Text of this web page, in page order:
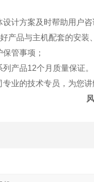
计方案及时帮助用户
产品与主机配套的安装
管事项；
产品12个月质量保证。
业的技术专员，为您讲